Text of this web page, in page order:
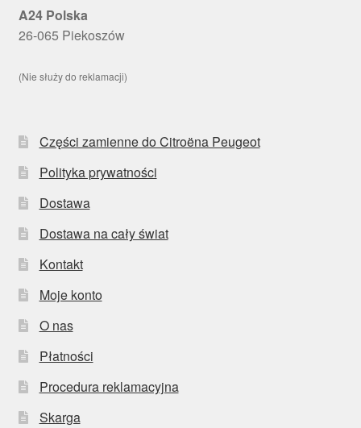
A24 Polska
26-065 Piekoszów
(Nie służy do reklamacji)
Części zamienne do Citroëna Peugeot
Polityka prywatności
Dostawa
Dostawa na cały świat
Kontakt
Moje konto
O nas
Płatności
Procedura reklamacyjna
Skarga